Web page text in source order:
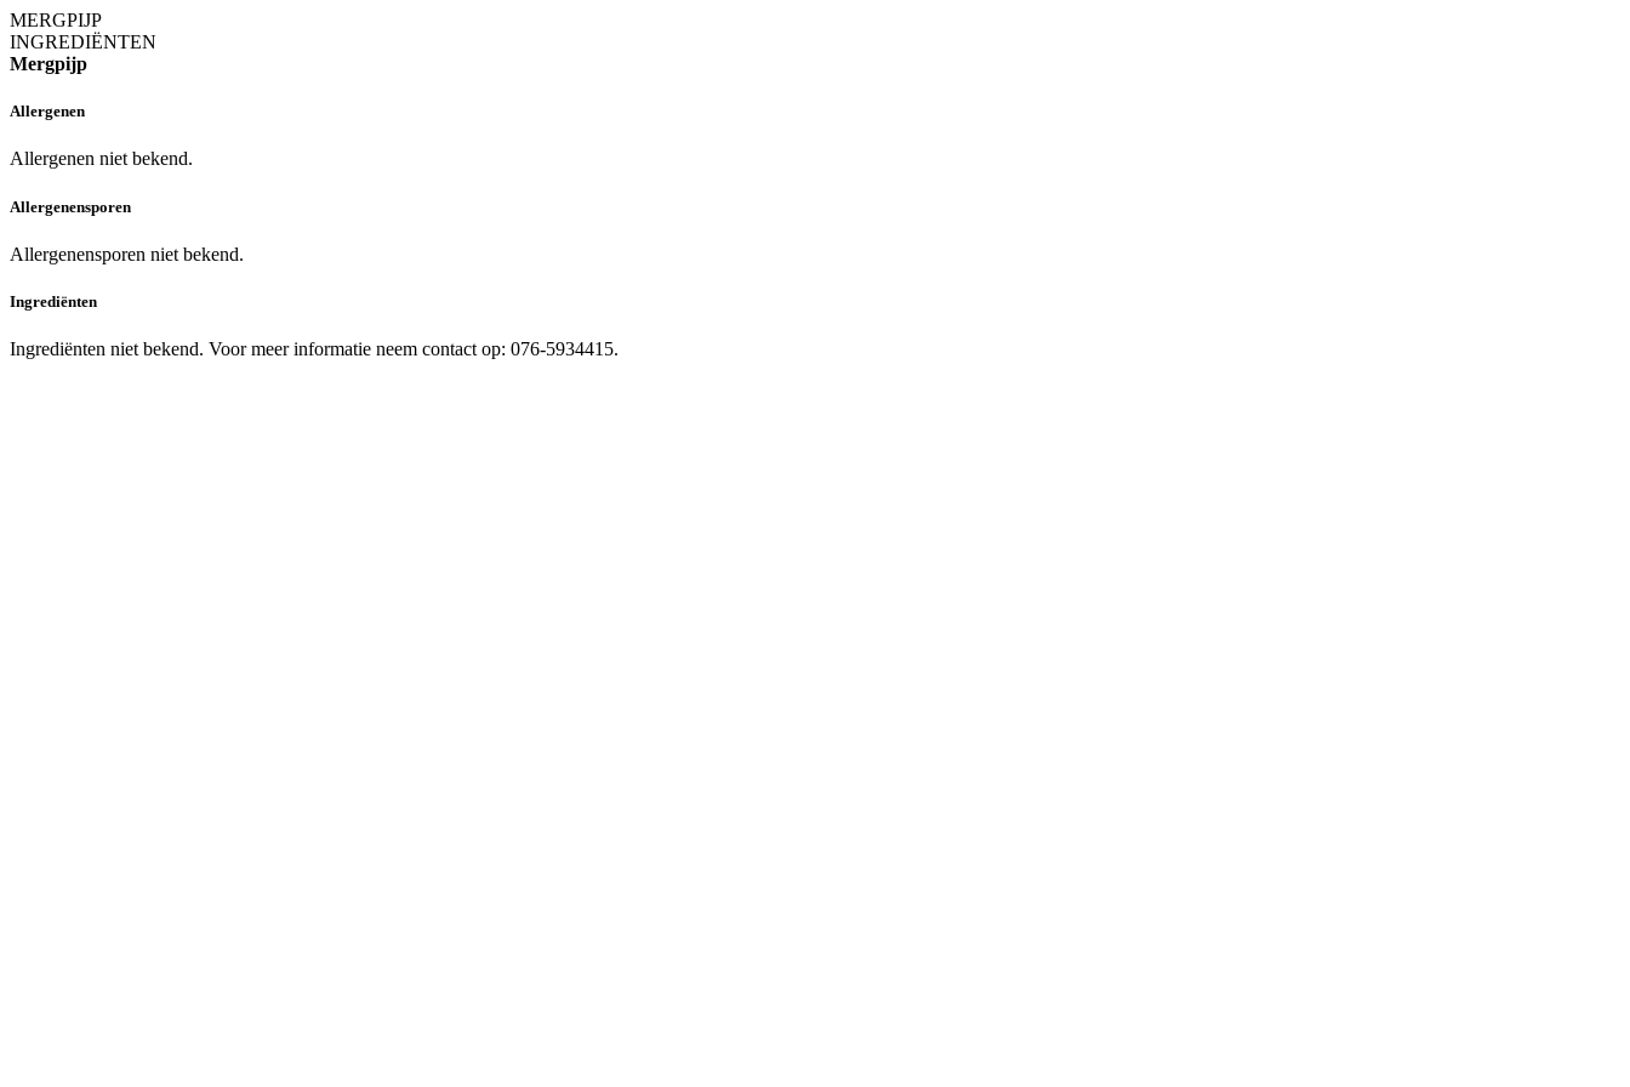
MERGPIJP
INGREDIËNTEN
Mergpijp
Allergenen
Allergenen niet bekend.
Allergenensporen
Allergenensporen niet bekend.
Ingrediënten
Ingrediënten niet bekend. Voor meer informatie neem contact op: 076-5934415.